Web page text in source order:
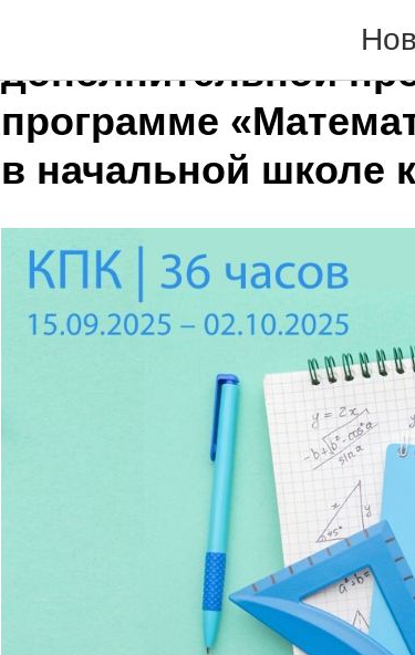
Курсы повышения
дополнительной
программе
в начальной школе